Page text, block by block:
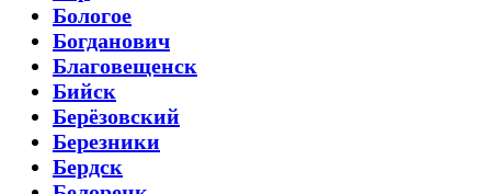
Бологое
Богданович
Благовещенск
Бийск
Берёзовский
Березники
Бердск